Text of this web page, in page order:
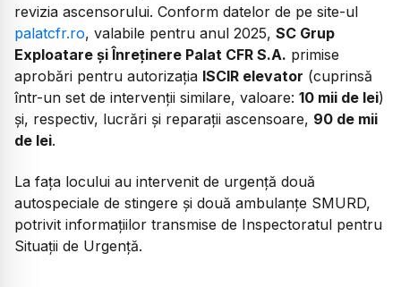
revizia ascensorului. Conform datelor de pe site-ul
palatcfr.ro, valabile pentru anul 2025, SC Grup
Exploatare și Înreținere Palat CFR S.A. primise
aprobări pentru autorizația ISCIR elevator (cuprinsă
într-un set de intervenții similare, valoare: 10 mii de lei)
și, respectiv, lucrări și reparații ascensoare, 90 de mii
de lei.
La fața locului au intervenit de urgență două
autospeciale de stingere și două ambulanțe SMURD,
potrivit informațiilor transmise de Inspectoratul pentru
Situații de Urgență.